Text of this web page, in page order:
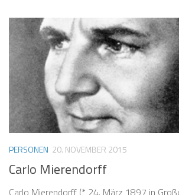
PERSONEN 20. NOVEMBER 2015
Carlo Mierendorff
Carlo Mierendorff (* 24. März 1897 in